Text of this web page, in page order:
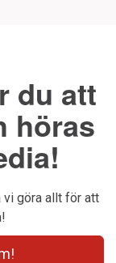
du att
höras
vi göra allt för att